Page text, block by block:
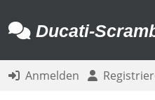
Ducati-
Anmelden